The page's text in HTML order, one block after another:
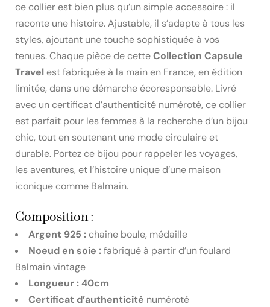
ce collier est bien plus qu’un simple accessoire : il
raconte une histoire. Ajustable, il s’adapte à tous les
styles, ajoutant une touche sophistiquée à vos
tenues. Chaque pièce de cetteCollection Capsule
Travel est fabriquée à la main en France, en édition
limitée, dans une démarche écoresponsable. Livré
avec un certificat d’authenticité numéroté, ce collier
est parfait pour les femmes à la recherche d’un bijou
chic, tout en soutenant une mode circulaire et
durable. Portez ce bijou pour rappeler les voyages,
les aventures, et l’histoire unique d’une maison
iconique comme Balmain.
Composition :
Argent 925 : chaine boule, médaille
Noeud en soie :fabriqué à partir d’un foulard
Balmain vintage
Longueur : 40cm
Certificat d’authenticité numéroté